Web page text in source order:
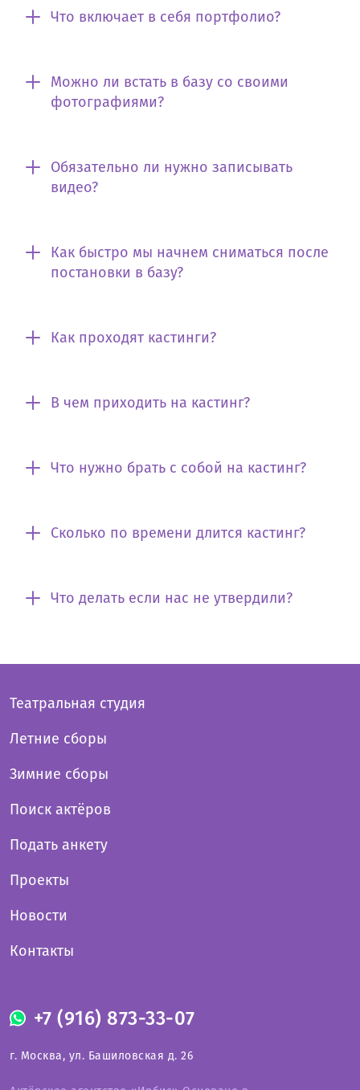
Что включает в себя портфолио?
Можно ли встать в базу со своими
фотографиями?
Обязательно ли нужно записывать
видео?
Как быстро мы начнем сниматься после
постановки в базу?
Как проходят кастинги?
В чем приходить на кастинг?
Что нужно брать с собой на кастинг?
Сколько по времени длится кастинг?
Что делать если нас не утвердили?
+7 (916) 873-33-07
г. Москва, ул. Башиловская д. 26
Театральная студия
Летние сборы
Зимние сборы
Поиск актёров
Подать анкету
Проекты
Новости
Контакты